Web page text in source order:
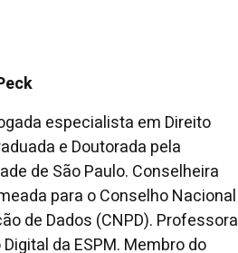
especialista em Direito
e Doutorada pela
de São Paulo. Conselheira
para o Conselho Nacional
de Dados (CNPD). Professora
da ESPM. Membro do